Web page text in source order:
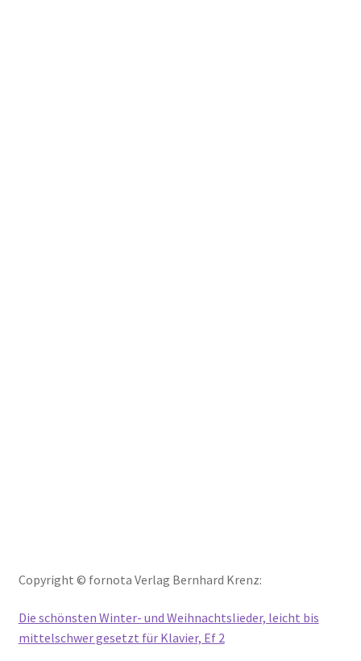
Copyright © fornota Verlag Bernhard Krenz:
Die schönsten Winter- und Weihnachtslieder, leicht bis
mittelschwer gesetzt für Klavier, Ef 2